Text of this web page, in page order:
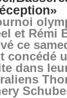
et Rémi
ce
concédé
dans